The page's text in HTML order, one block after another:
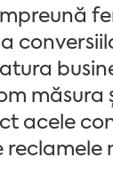
măsura
acele
reclamele